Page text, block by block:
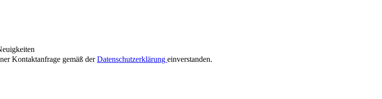
Kontaktanfrage gemäß derDatenschutzerklärung einverstanden.